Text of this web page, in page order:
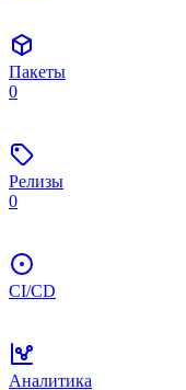
Пакеты
0
Релизы
0
CI/CD
Аналитика